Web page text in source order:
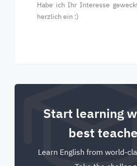
Habe ich Ihr Interesse
herzlich ein :)
Start learning
best
Learn English from world-